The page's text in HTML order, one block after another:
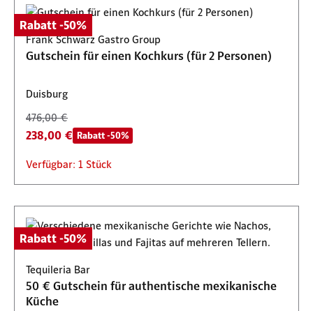
Rabatt -50%
Frank Schwarz Gastro Group
Gutschein für einen Kochkurs (für 2 Personen)
Duisburg
476,00 €
238,00 € Rabatt -50%
Verfügbar: 1 Stück
Rabatt -50%
Tequileria Bar
50 € Gutschein für authentische mexikanische
Küche